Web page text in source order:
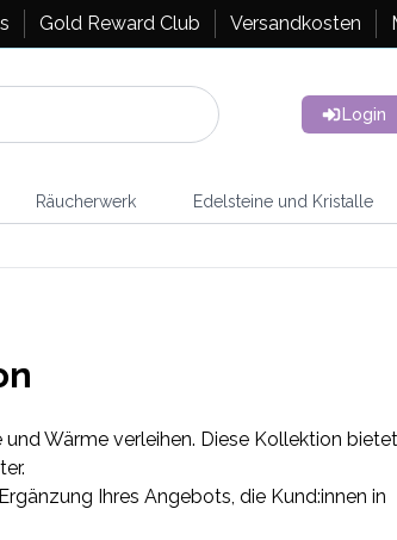
Gold Reward Club Versandkosten
Login
Räucherwerk Edelsteine und Kristalle
Wärme verleihen. Diese Kollektion
Ihres Angebots, die Kund:innen in